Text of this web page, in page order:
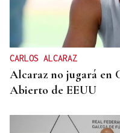
CARLOS ALCARAZ
Alcaraz no jugará en
Abierto de EEUU